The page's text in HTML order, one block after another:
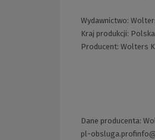
Wydawnictwo:
Kraj produkcji: Polska
Producent: Wolters
Dane producenta:
pl-